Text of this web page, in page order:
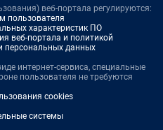
веб-портала регулируются:
пользователя
характеристик ПО
веб-портала и политикой
персональных данных
интернет-сервиса, специальные
пользователя не требуются
cookies
системы